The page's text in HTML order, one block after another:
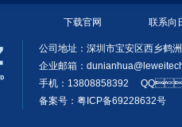
下载官网 联系向
公司地址：深圳市宝安区西乡鹤
企业邮箱：
手机：13808858392
备案号：粤ICP备69228632号